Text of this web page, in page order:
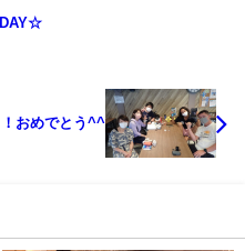
おめでとう^^